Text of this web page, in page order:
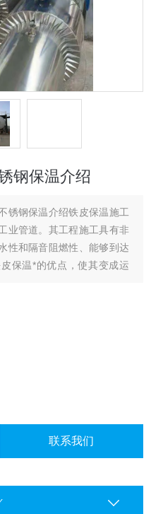
钢保温介绍
锈钢保温介绍铁皮保温施工
业管道。其工程施工具有非
性和隔音阻燃性、能够到达
保温*的优点，使其变成运
联系我们